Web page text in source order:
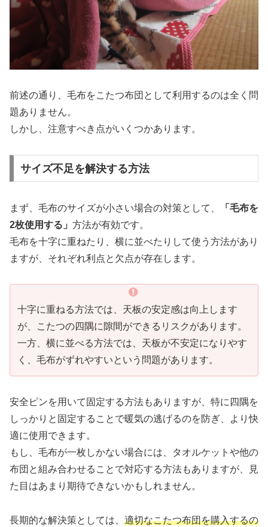
前述の通り、毛布をこたつ布団として利用するのは全く問
題ありません。
しかし、注意すべき点がいくつかあります。
サイズ不足を解決する方法
まず、毛布のサイズが小さい場合の対策として、
「毛布を
2枚使用する」 方法が有効です。
毛布を十字に重ねたり、横に並べたりして使う方法があり
ますが、それぞれ利点と欠点が存在します。
十字に重ねる方法では、天板の安定感は向上します
が、こたつの四隅に隙間ができるリスクがあります。
一方、横に並べる方法では、天板が不安定になりやす
く、毛布がずれやすいという問題があります。
安全ピンを用いて固定する方法もありますが、特に四隅を
しっかりと固定することで暖気の逃げるのを防ぎ、より快
適に使用できます。
もし、毛布が一枚しかない場合には、タオルケットや他の
布団と組み合わせることで対応する方法もありますが、見
た目はあまり期待できないかもしれません。
長期的な解決策としては、 適切なこたつ布団を購入するの